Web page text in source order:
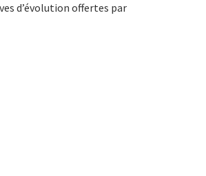
d’évolution offertes par